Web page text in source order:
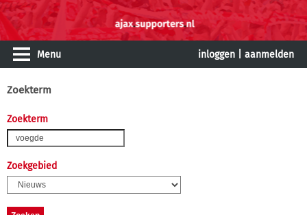
Menu inloggen aanmelden
Zoekterm
Zoekterm
Zoekgebied